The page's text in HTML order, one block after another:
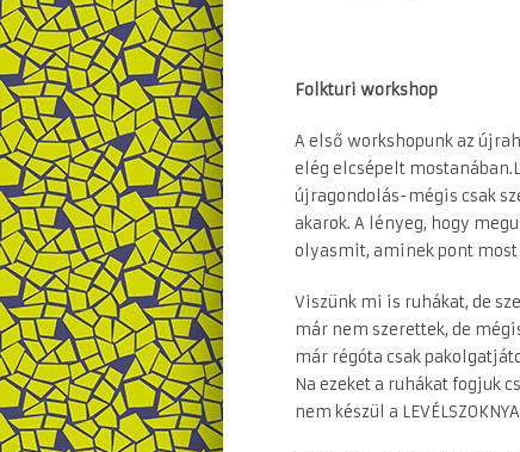
Folkturi workshop
A első workshopunk az
elég elcsépelt
újragondolás-mégis csak
akarok. A lényeg, hogy
olyasmit, aminek pont most
Viszünk mi is ruhákat, de
már nem szerettek, de
már régóta csak
Na ezeket a ruhákat fogjuk
nem készül a